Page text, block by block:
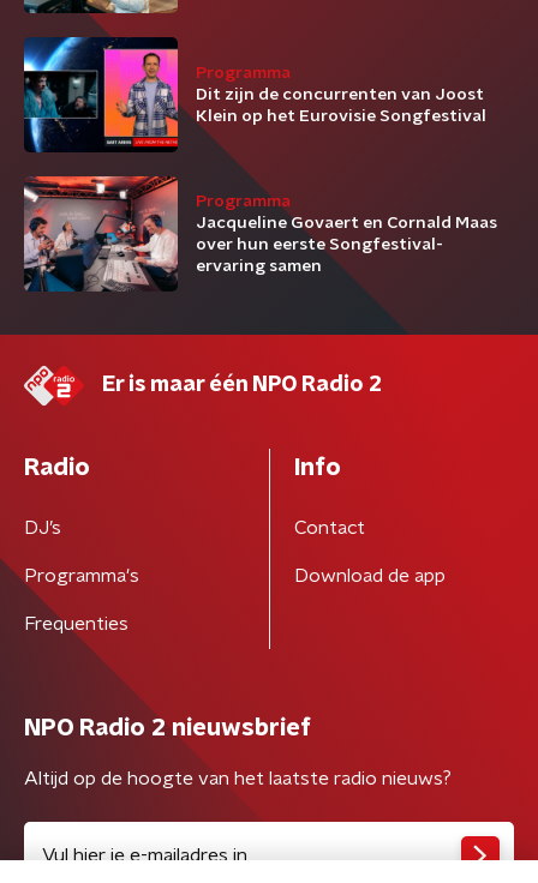
Programma
Dit zijn de concurrenten van Joost
Klein op het Eurovisie Songfestival
Programma
Jacqueline Govaert en Cornald Maas
over hun eerste Songfestival-
ervaring samen
Er is maar één NPO Radio 2
Radio
DJ’s
Programma's
Frequenties
Info
Contact
Download de app
NPO Radio 2 nieuwsbrief
Altijd op de hoogte van het laatste radio nieuws?